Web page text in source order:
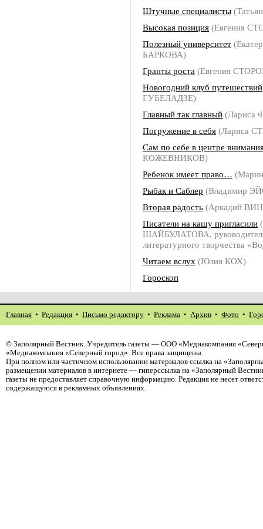
Штучные специалисты
Высокая позиция (Евгения
Полезный университет
БАРКОВА)
Гранты роста (Евгения
Новогодний клуб путешествий
ГУБЕЛАДЗЕ)
Главный так главный
Погружение в себя (Лариса
Сам по себе в центре
КОЖЕВНИКОВ)
Ребенок имеет право…
Рыбак и Саблер (Владимир
Вторая радость (Аркадий
Писатели на кашу пригласили
ШАЙБУЛАТОВА,
литературного творчества
Читаем вслух (Юлия КОХ)
Гороскоп
Главная • Редакция • Письмо редактору • Реклама • Архив • Фото •
© Заполярный Вестник. Учредитель газеты — ООО «Медиакомпания
«Медиакомпания «Северный город». Все права защищены.
При полном или частичном использовании материалов ссылка на
размещении материалов в интернете — гиперссылка на «Заполярный
газеты не предоставляет справочную информацию. Редакция не несет
содержащуюся в рекламных объявлениях.